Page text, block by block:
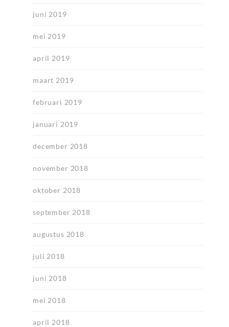
juni 2019
mei 2019
april 2019
maart 2019
februari 2019
januari 2019
december 2018
november 2018
oktober 2018
september 2018
augustus 2018
juli 2018
juni 2018
mei 2018
april 2018